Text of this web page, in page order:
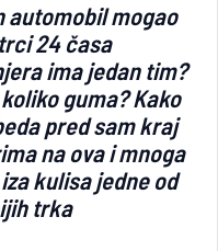
automobil mogao
24 časa
ima jedan tim?
guma? Kako
pred sam kraj
na ova i mnoga
kulisa jedne od
trka